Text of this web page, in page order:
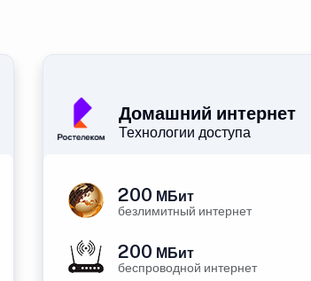
Домашний интернет
Технологии доступа
200 МБит
безлимитный интернет
200 МБит
беспроводной интернет